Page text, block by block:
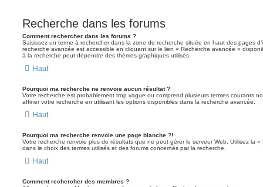
Recherche dans les forums
Comment rechercher dans les forums ?
Saisissez un terme à rechercher dans la zone de recherche située en haut des pages
recherche avancée est accessible en cliquant sur le lien « Recherche avancée »
à la recherche peut dépendre des thèmes graphiques utilisés.
Haut
Pourquoi ma recherche ne renvoie aucun résultat ?
Votre recherche est probablement trop vague ou comprend plusieurs termes courants
affiner votre recherche en utilisant les options disponibles dans la recherche avancée.
Haut
Pourquoi ma recherche renvoie une page blanche ?!
Votre recherche renvoie plus de résultats que ne peut gérer le serveur Web. Utilisez la
dans le choix des termes utilisés et des forums concernés par la recherche.
Haut
Comment rechercher des membres ?